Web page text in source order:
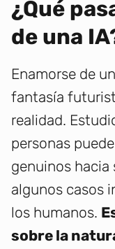
¿Qué
de una
Enamorse de
fantasía
realidad.
personas
genuinos hacia
algunos casos
los humanos.
sobre la